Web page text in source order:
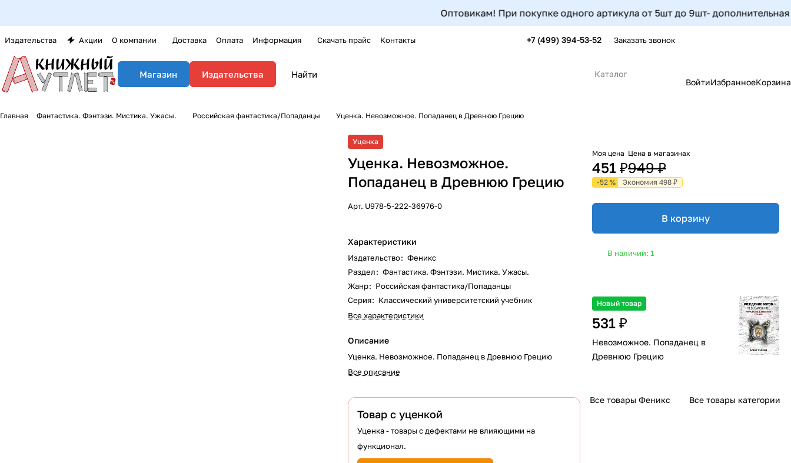
Оптовикам! При покупке одного артикула от 5шт до 9шт- дополнительная
Издательства Акции О компании Доставка Оплата Информация Скачать прайс Контакты +7 (499) 394-53-52 Заказать звонок
Магазин Издательства
Каталог
ВойтиИзбранноеКорзина
Главная Фантастика. Фэнтэзи. Мистика. Ужасы. Российская фантастика/Попаданцы Уценка. Невозможное. Попаданец в Древнюю Грецию
Уценка
Уценка. Невозможное.
Попаданец в Древнюю Грецию
Арт. U978-5-222-36976-0
Характеристики
Издательство: Феникс
Раздел: Фантастика. Фэнтэзи. Мистика. Ужасы.
Жанр: Российская фантастика/Попаданцы
Серия: Классический университетский учебник
Все характеристики
Описание
Уценка. Невозможное. Попаданец в Древнюю Грецию
Все описание
Товар с уценкой
Уценка - товары с дефектами не влияющими на
функционал.
Моя цена
451 ₽
Цена в магазинах
949 ₽
-52 % Экономия 498 ₽
В корзину
В наличии: 1
Новый товар
531 ₽
Невозможное. Попаданец в
Древнюю Грецию
Все товары Феникс Все товары категории